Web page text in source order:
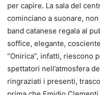
per capire. La sala del
cominciano a suonare,
band catanese regala al
soffice, elegante,
“Onirica”, infatti, riescono
spettatori nell’atmosfera
ringraziati i presenti,